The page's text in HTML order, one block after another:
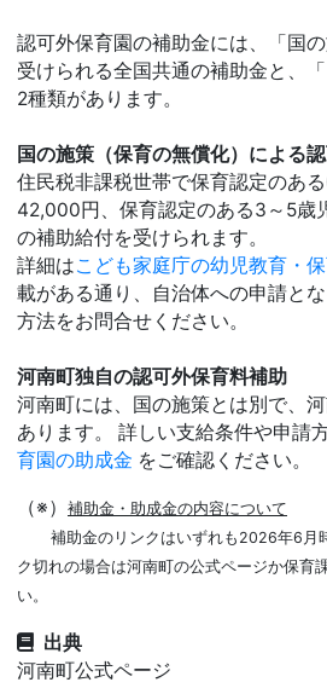
認可外保育園の補助金には、「国
受けられる全国共通の補助金と、
2種類があります。
国の施策（保育の無償化）による
住民税非課税世帯で保育認定のあ
42,000円、保育認定のある3～5歳
の補助給付を受けられます。
詳細はこども家庭庁の幼児教育・
載がある通り、自治体への申請と
方法をお問合せください。
河南町独自の認可外保育料補助
河南町には、国の施策とは別で、
あります。 詳しい支給条件や申請
育園の助成金 をご確認ください。
（※）
補助金・助成金の内容について
補助金のリンクはいずれも2026年6月
ク切れの場合は河南町の公式ページか保育
い。
出典
河南町公式ページ